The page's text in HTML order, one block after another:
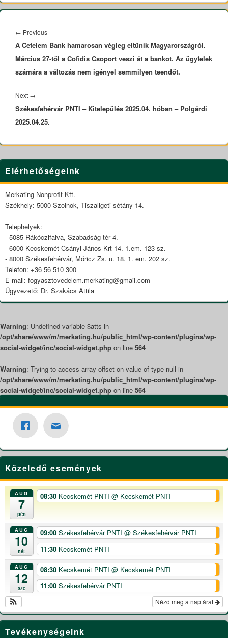
navigáció
← Previous
post:
A Cetelem Bank hamarosan végleg eltűnik Magyarországról.
Március 27-től a Cofidis Csoport veszi át a bankot. Az ügyfelek
számára a változás nem igényel semmilyen teendőt.
Next →
post:
Székesfehérvár PNTI – Kitelepülés 2025.04. hóban – Polgárdi
2025.04.25.
Sidebar
Widget
Area
Elérhetőségeink
Merkating Nonprofit Kft.
Székhely: 5000 Szolnok, Tiszaligeti sétány 14.
Telephelyek:
- 5085 Rákóczifalva, Szabadság tér 4.
- 6000 Kecskemét Csányi János Krt 14. 1.em. 123 sz.
- 8000 Székesfehérvár, Móricz Zs. u. 18. 1. em. 202 sz.
Telefon: +36 56 510 300
E-mail: fogyasztovedelem.merkating@gmail.com
Ügyvezető: Dr. Szakács Attila
Warning: Undefined variable $atts in
/opt/share/www/m/merkating.hu/public_html/wp-content/plugins/wp-
social-widget/inc/social-widget.php on line 564
Warning: Trying to access array offset on value of type null in
/opt/share/www/m/merkating.hu/public_html/wp-content/plugins/wp-
social-widget/inc/social-widget.php on line 564
Közeledő események
AUG
7
pén
08:30 Kecskemét PNTI @ Kecskemét PNTI
AUG
10
hét
09:00 Székesfehérvár PNTI @ Székesfehérvár PNTI
11:30 Kecskemét PNTI
AUG
12
sze
08:30 Kecskemét PNTI @ Kecskemét PNTI
11:00 Székesfehérvár PNTI
Nézd meg a naptárat
Tevékenységeink